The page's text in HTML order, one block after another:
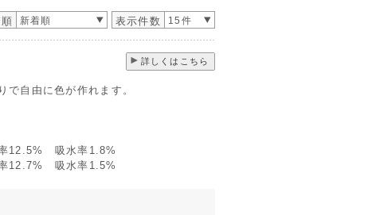
新着順 表示件数 15件
詳しくはこちら
で自由に色が作れます。
吸水率1.8%
吸水率1.5%